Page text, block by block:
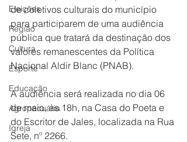
Eleições
Região
Cultura
Esporte
Educação
Agropecuária
Igreja
de coletivos culturais do município
para participarem de uma audiência
pública que tratará da destinação dos
valores remanescentes da Política
Nacional Aldir Blanc (PNAB).
A audiência será realizada no dia 06
de maio, às 18h, na Casa do Poeta e
do Escritor de Jales, localizada na Rua
Sete, nº 2266.